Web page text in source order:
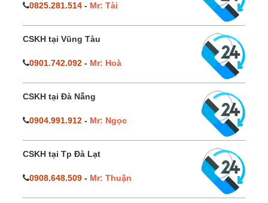
0825.281.514 - Mr: Tài
CSKH tại Vũng Tàu
0901.742.092 - Mr: Hoà
CSKH tại Đà Nẵng
0904.991.912 - Mr: Ngọc
CSKH tại Tp Đà Lạt
0908.648.509 - Mr: Thuận